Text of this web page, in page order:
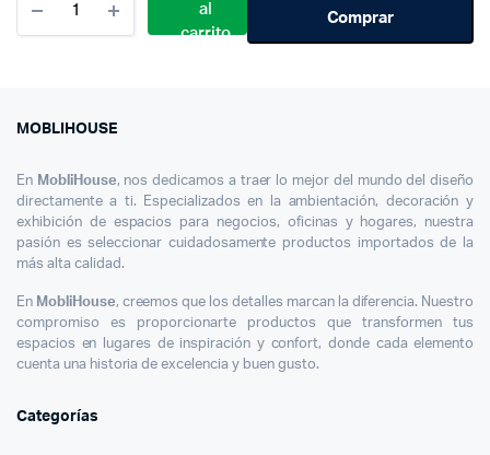
Silla
De
Ruedas
al
carrito
Comprar
MOBLIHOUSE
En MobliHouse, nos dedicamos a traer lo mejor del mundo del diseño
directamente a ti. Especializados en la ambientación, decoración y
exhibición de espacios para negocios, oficinas y hogares, nuestra
pasión es seleccionar cuidadosamente productos importados de la
más alta calidad.
En MobliHouse, creemos que los detalles marcan la diferencia. Nuestro
compromiso es proporcionarte productos que transformen tus
espacios en lugares de inspiración y confort, donde cada elemento
cuenta una historia de excelencia y buen gusto.
Categorías